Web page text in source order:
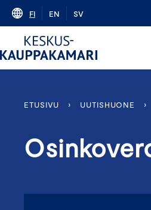
Skip
content
FI EN SV
ETUSIVU › UUTISHUONE ›